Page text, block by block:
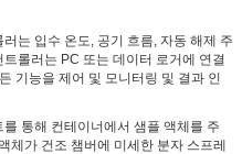
는 입수 온도, 공기 흐름, 자동 해제 주
롤러는 PC 또는 데이터 로거에 연결
기능을 제어 및 모니터링 및 결과 인
통해 컨테이너에서 샘플 액체를 주
체가 건조 챔버에 미세한 분자 스프레